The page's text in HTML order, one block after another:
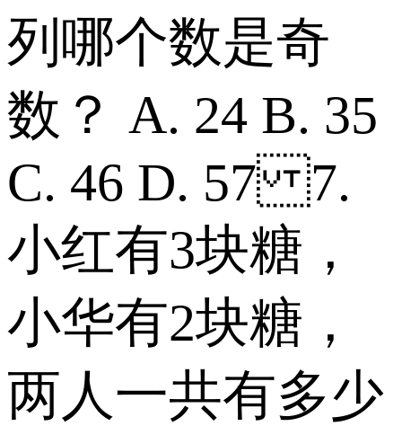
列哪个数是奇
数？ A. 24 B. 35
C. 46 D. 57 7.
小红有3块糖，
小华有2块糖，
两人一共有多少